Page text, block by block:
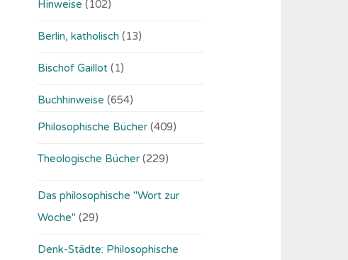
Hinweise (102)
Berlin, katholisch (13)
Bischof Gaillot (1)
Buchhinweise (654)
Philosophische Bücher (409)
Theologische Bücher (229)
Das philosophische "Wort zur
Woche" (29)
Denk-Städte: Philosophische